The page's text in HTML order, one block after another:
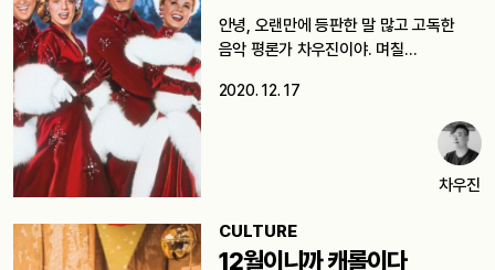
안녕, 오랜만에 등판한 말 많고 고독한
음악 평론가 차우진이야. 며칠…
2020. 12. 17
차우진
CULTURE
12월이니까 캐롤이다